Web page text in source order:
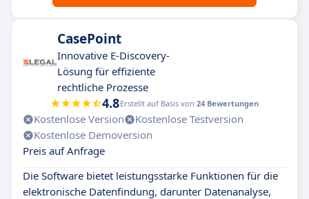
CasePoint
Innovative E-Discovery-
Lösung für effiziente
rechtliche Prozesse
4.8Erstellt auf Basis von 24 Bewertungen
Kostenlose Version
Kostenlose Testversion
Kostenlose Demoversion
Preis auf Anfrage
Die Software bietet leistungsstarke Funktionen für die
elektronische Datenfindung, darunter Datenanalyse,